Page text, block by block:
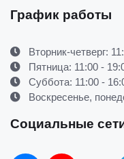
График работы
Вторник-четверг:
Пятница: 11:00 -
Суббота: 11:00 -
Воскресенье,
Социальные